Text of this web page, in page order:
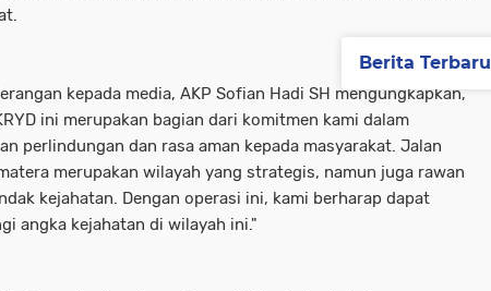
kepada media, AKP Sofian Hadi SH mengungkapkan,
ini merupakan bagian dari komitmen kami dalam
perlindungan dan rasa aman kepada masyarakat. Jalan
merupakan wilayah yang strategis, namun juga rawan
kejahatan. Dengan operasi ini, kami berharap dapat
angka kejahatan di wilayah ini."
Berita Terbaru